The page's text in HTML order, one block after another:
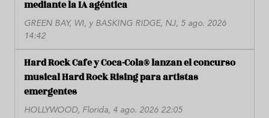
mediante la IA agéntica
GREEN BAY, WI, y BASKING RIDGE, NJ, 5 ago. 2026
14:42
Hard Rock Cafe y Coca-Cola® lanzan el concurso
musical Hard Rock Rising para artistas
emergentes
HOLLYWOOD, Florida, 4 ago. 2026 22:05